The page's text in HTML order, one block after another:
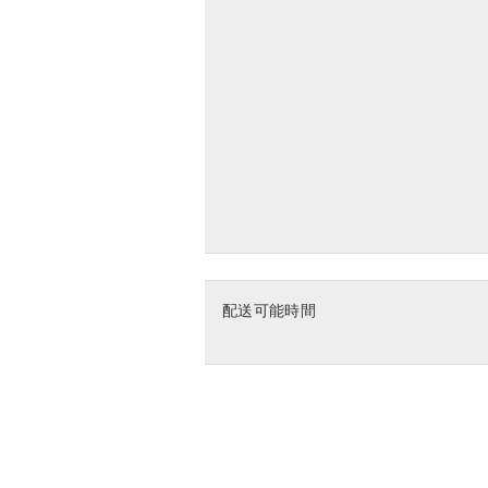
配送可能時間